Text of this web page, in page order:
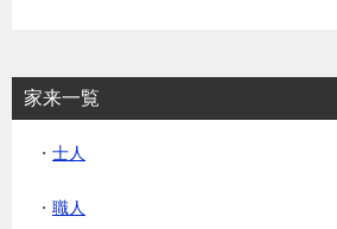
家来一覧
・ 士人
・ 職人